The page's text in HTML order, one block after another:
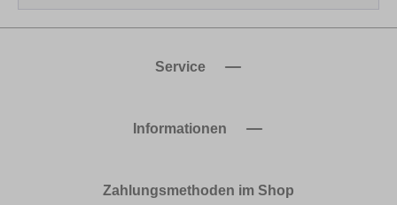
Service
Informationen
Zahlungsmethoden im Shop